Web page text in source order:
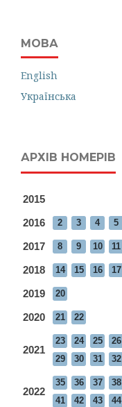
МОВА
English
Українська
АРХІВ НОМЕРІВ
2015
2016 2 3 4 5
2017 8 9 10 11
2018 14 15 16 17
2019 20
2020 21 22
2021
23 24 25 26
29
30 31 32
2022
35 36 37 38
41
42 43 44